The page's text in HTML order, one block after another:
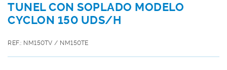
TUNEL CON SOPLADO MODELO
CYCLON 150 UDS/H
REF.: NM150TV / NM150TE